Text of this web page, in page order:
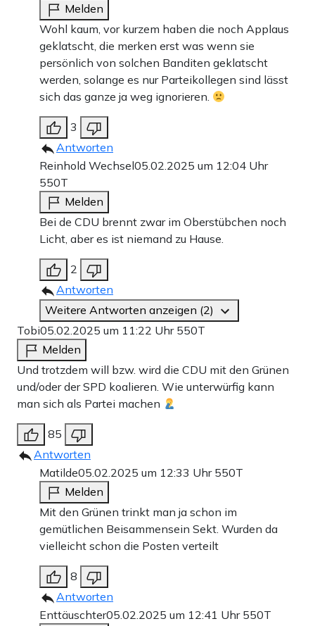
Melden
Wohl kaum, vor kurzem haben die noch Applaus
geklatscht, die merken erst was wenn sie
persönlich von solchen Banditen geklatscht
werden, solange es nur Parteikollegen sind lässt
sich das ganze ja weg ignorieren.
3
Antworten
Reinhold Wechsel05.02.2025 um 12:04 Uhr
550T
Melden
Bei de CDU brennt zwar im Oberstübchen noch
Licht, aber es ist niemand zu Hause.
2
Antworten
Weitere Antworten anzeigen (2)
Tobi05.02.2025 um 11:22 Uhr 550T
Melden
Und trotzdem will bzw. wird die CDU mit den Grünen
und/oder der SPD koalieren. Wie unterwürfig kann
man sich als Partei machen
85
Antworten
Matilde05.02.2025 um 12:33 Uhr 550T
Melden
Mit den Grünen trinkt man ja schon im
gemütlichen Beisammensein Sekt. Wurden da
vielleicht schon die Posten verteilt
8
Antworten
Enttäuschter05.02.2025 um 12:41 Uhr 550T